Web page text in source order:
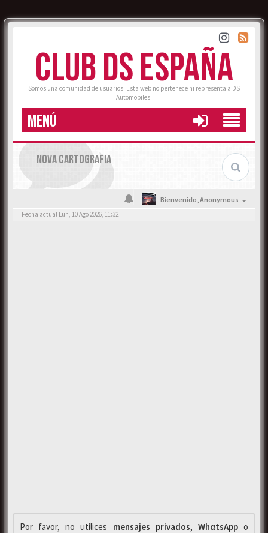
CLUB DS ESPAÑA
Somos una comunidad de usuarios. Esta web no pertenece ni representa a DS
Automobiles.
MENÚ
NOVA CARTOGRAFIA
Bienvenido,Anonymous
Fecha actual Lun, 10 Ago 2026, 11:32
Por favor, no utilices mensajes privados, WhαtsAppo